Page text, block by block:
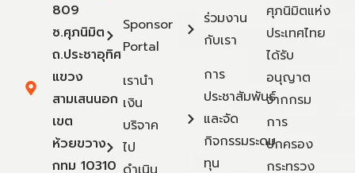
809
ซ.ศุภนิมิต
ถ.ประชาอุทิศ
แขวง
สามเสนนอก
เขต
ห้วยขวาง
กทม 10310
Sponsor
Portal
เรานำ
เงิน
บริจาค
ไป
ร่วมงาน
กับเรา
การ
ประชาสัมพันธ์
และจัด
กิจกรรมระดม
ทุน
ศุภนิมิตแห่ง
ประเทศไทย
ได้รับ
อนุญาต
จากกรม
การ
ปกครอง
กระทรวง